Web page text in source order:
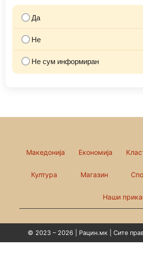
Да
Не
Не сум информиран
Македонија Економија
Култура Магазин
Наши
© 2023 – 2026 | Рацин.мк | Сите